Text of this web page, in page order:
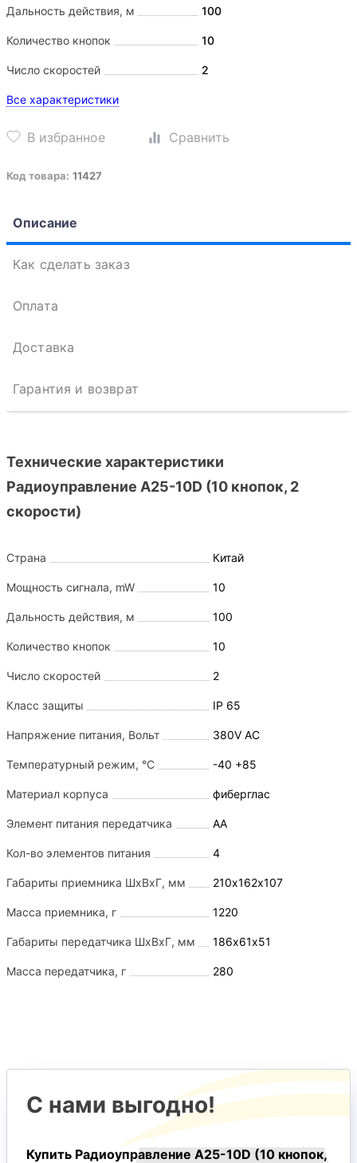
Дальность действия, м 100
Количество кнопок 10
Число скоростей 2
Все характеристики
Код товара: 11427
Описание
Как сделать заказ
Оплата
Доставка
Гарантия и возврат
Технические характеристики
Радиоуправление A25-10D (10 кнопок, 2
скорости)
Страна Китай
Мощность сигнала, mW 10
Дальность действия, м 100
Количество кнопок 10
Число скоростей 2
Класс защиты IP 65
Напряжение питания, Вольт 380V AC
Температурный режим, °С -40 +85
Материал корпуса фиберглас
Элемент питания передатчика АА
Кол-во элементов питания 4
Габариты приемника ШхВхГ, мм 210х162х107
Масса приемника, г 1220
Габариты передатчика ШхВхГ, мм 186х61х51
Масса передатчика, г 280
С нами выгодно!
Купить Радиоуправление A25-10D (10 кнопок,